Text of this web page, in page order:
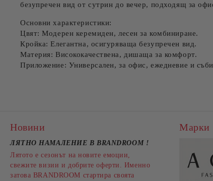
безупречен вид от сутрин до вечер, подходящ за
Основни характеристики:
Цвят: Модерен керемиден, лесен за комбиниране.
Кройка: Елегантна, осигуряваща безупречен вид.
Материя: Висококачествена, дишаща за комфорт.
Приложение: Универсален, за офис, ежедневие и
Новини
ЛЯТНО НАМАЛЕНИЕ В BRANDROOM !
Лятото е сезонът на новите емоции,
свежите визии и добрите оферти. Именно
затова BRANDROOM стартира своята
Марки